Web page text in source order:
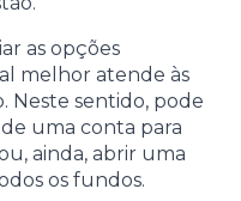
as opções
melhor atende às
Neste sentido, pode
uma conta para
ainda, abrir uma
os fundos.